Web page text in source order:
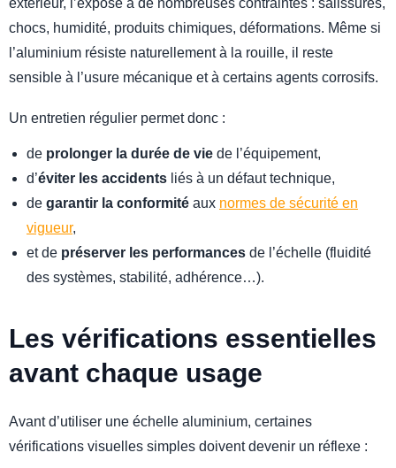
extérieur, l’expose à de nombreuses contraintes : salissures,
chocs, humidité, produits chimiques, déformations. Même si
l’aluminium résiste naturellement à la rouille, il reste
sensible à l’usure mécanique et à certains agents corrosifs.
Un entretien régulier permet donc :
de prolonger la durée de vie de l’équipement,
d’éviter les accidents liés à un défaut technique,
de garantir la conformité aux normes de sécurité en
vigueur,
et de préserver les performances de l’échelle (fluidité
des systèmes, stabilité, adhérence…).
Les vérifications essentielles
avant chaque usage
Avant d’utiliser une échelle aluminium, certaines
vérifications visuelles simples doivent devenir un réflexe :